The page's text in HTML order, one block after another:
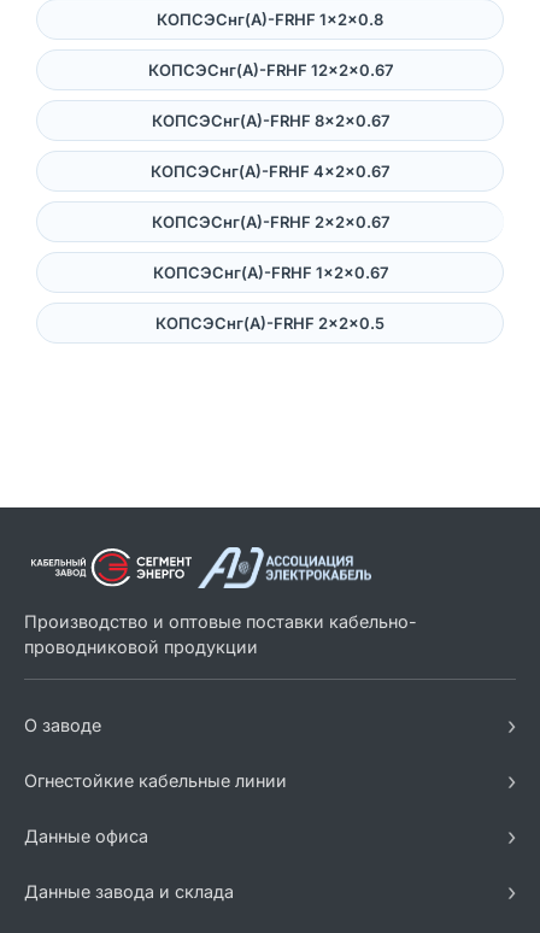
КОПСЭСнг(А)-FRHF 1×2×0.8
КОПСЭСнг(А)-FRHF 12×2×0.67
КОПСЭСнг(А)-FRHF 8×2×0.67
КОПСЭСнг(А)-FRHF 4×2×0.67
КОПСЭСнг(А)-FRHF 2×2×0.67
КОПСЭСнг(А)-FRHF 1×2×0.67
КОПСЭСнг(А)-FRHF 2×2×0.5
Производство и оптовые поставки кабельно-
проводниковой продукции
О заводе ›
Огнестойкие кабельные линии ›
Данные офиса ›
Данные завода и склада ›